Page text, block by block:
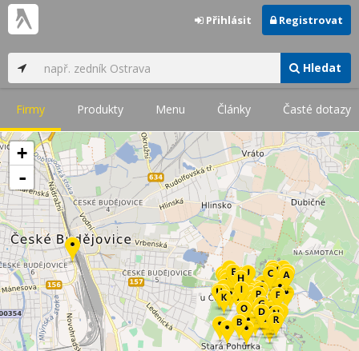
Hledat
Přihlásit Registrovat
Firmy Produkty Menu Články Časté dotazy
+
-